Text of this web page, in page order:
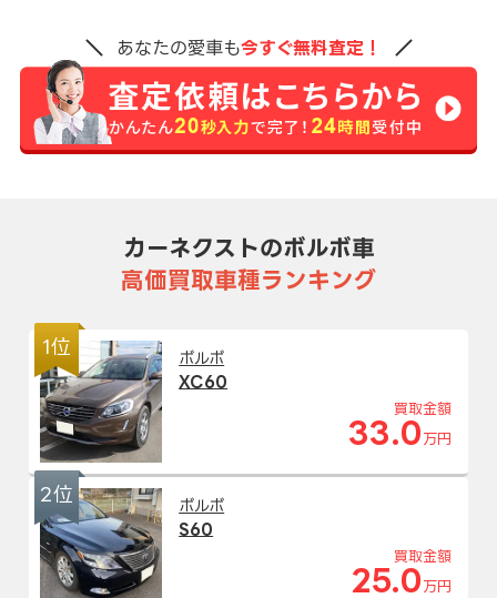
あなたの愛車も今すぐ無料査定！
カーネクストのボルボ車
高価買取車種ランキング
1位
ボルボ
XC60
買取金額
33.0 万円
2位
ボルボ
S60
買取金額
25.0 万円